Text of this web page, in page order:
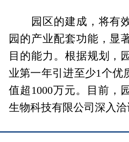
园区的建成，将有
园的产业配套功能，显
目的能力。根据规划，
业第一年引进至少1个优
值超1000万元。目前，
生物科技有限公司深入洽